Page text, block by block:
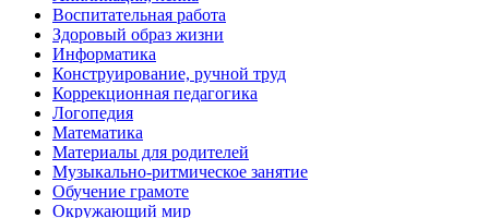
Воспитательная работа
Здоровый образ жизни
Информатика
Конструирование, ручной труд
Коррекционная педагогика
Логопедия
Математика
Материалы для родителей
Музыкально-ритмическое занятие
Обучение грамоте
Окружающий мир